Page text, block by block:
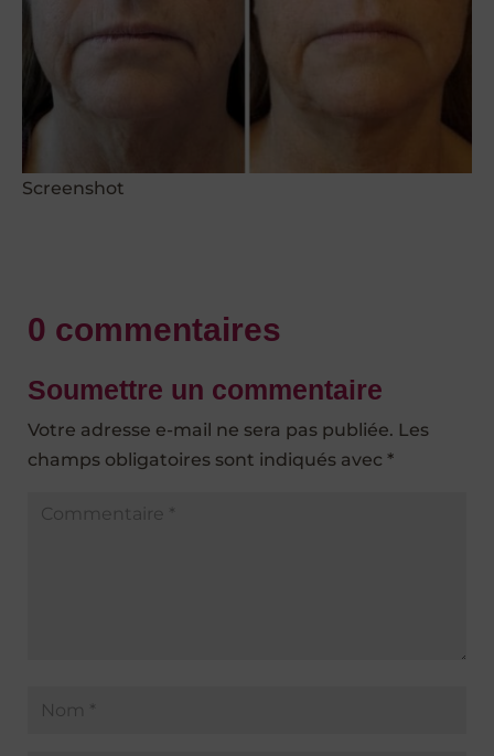
Screenshot
0 commentaires
Soumettre un commentaire
Votre adresse e-mail ne sera pas publiée. Les
champs obligatoires sont indiqués avec *